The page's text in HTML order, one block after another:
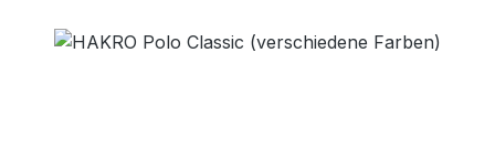
Bildergalerie überspringen